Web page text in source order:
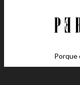
Porque